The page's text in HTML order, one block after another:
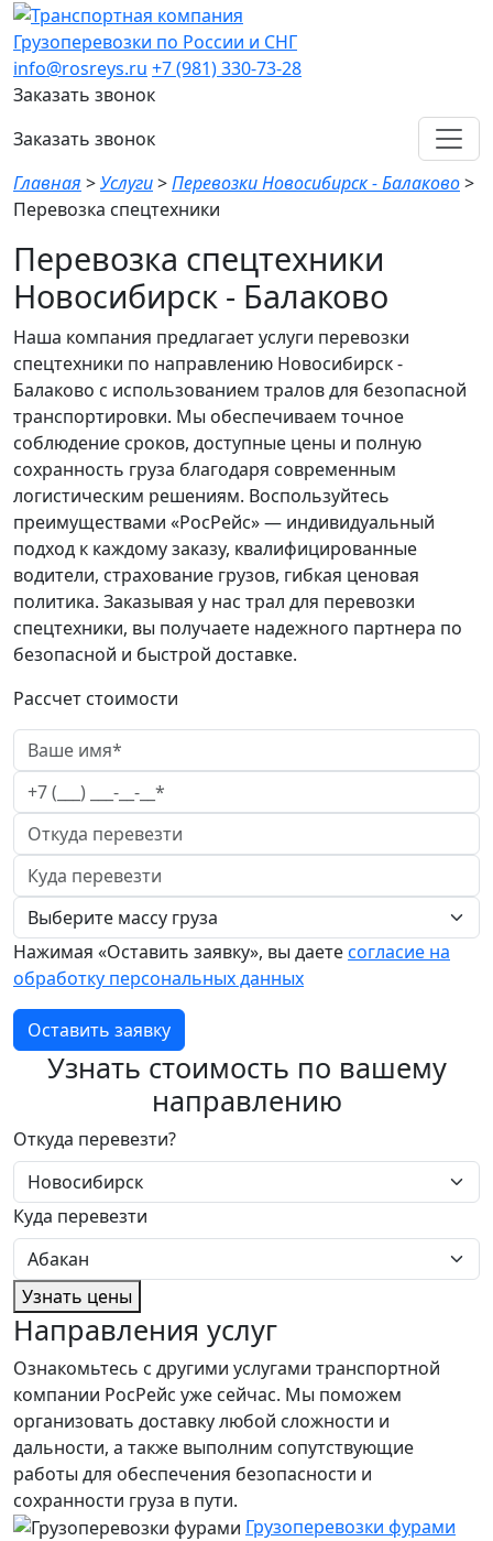
Грузоперевозки по России и СНГ
info@rosreys.ru +7 (981) 330-73-28
Заказать звонок
Заказать звонок
Главная >Услуги>Перевозки Новосибирск - Балаково>
Перевозка спецтехники
Перевозка спецтехники
Новосибирск - Балаково
Наша компания предлагает услуги перевозки
спецтехники по направлению Новосибирск -
Балаково с использованием тралов для безопасной
транспортировки. Мы обеспечиваем точное
соблюдение сроков, доступные цены и полную
сохранность груза благодаря современным
логистическим решениям. Воспользуйтесь
преимуществами «РосРейс» — индивидуальный
подход к каждому заказу, квалифицированные
водители, страхование грузов, гибкая ценовая
политика. Заказывая у нас трал для перевозки
спецтехники, вы получаете надежного партнера по
безопасной и быстрой доставке.
Рассчет стоимости
Нажимая «Оставить заявку», вы даетесогласие на
обработку персональных данных
Оставить заявку
Узнать стоимость по вашему
направлению
Откуда перевезти?
Куда перевезти
Узнать цены
Направления услуг
Ознакомьтесь с другими услугами транспортной
компании РосРейс уже сейчас. Мы поможем
организовать доставку любой сложности и
дальности, а также выполним сопутствующие
работы для обеспечения безопасности и
сохранности груза в пути.
Грузоперевозки фурами